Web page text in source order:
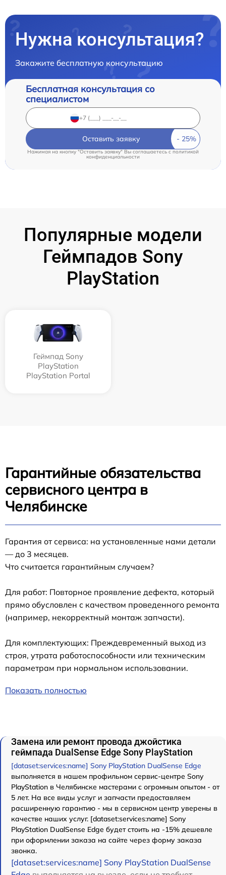
Нужна консультация?
Закажите бесплатную консультацию
Бесплатная консультация со
специалистом
Оставить заявку
Нажимая на кнопку "Оставить заявку" Вы соглашаетесь cполитикой
конфиденциальности
Популярные модели
Геймпадов Sony
PlayStation
Геймпад Sony
PlayStation
PlayStation Portal
Гарантийные обязательства
сервисного центра в
Челябинске
Гарантия от сервиса: на установленные нами детали
— до 3 месяцев.
Что считается гарантийным случаем?
Для работ: Повторное проявление дефекта, который
прямо обусловлен с качеством проведенного ремонта
(например, некорректный монтаж запчасти).
Для комплектующих: Преждевременный выход из
строя, утрата работоспособности или техническим
параметрам при нормальном использовании.
Показать полностью
Замена или ремонт провода джойстика
геймпада DualSense Edge Sony PlayStation
[dataset:services:name] Sony PlayStation DualSense Edge
выполняется в нашем профильном сервис-центре Sony
PlayStation в Челябинске мастерами с огромным опытом - от
5 лет. На все виды услуг и запчасти предоставляем
расширенную гарантию - мы в сервисном центр уверены в
качестве наших услуг. [dataset:services:name] Sony
PlayStation DualSense Edge будет стоить на -15% дешевле
при оформлении заказа на сайте через форму заказа
звонка.
[dataset:services:name] Sony PlayStation DualSense